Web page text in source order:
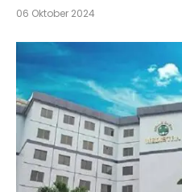
06 Oktober 2024